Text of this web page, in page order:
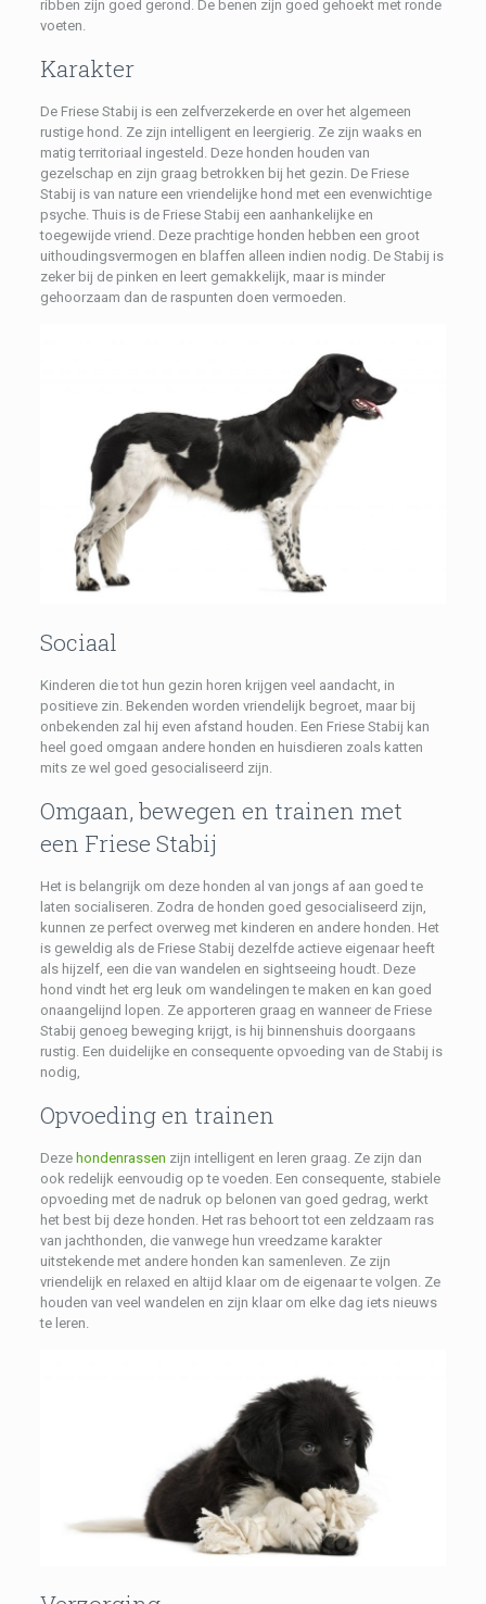
ribben zijn goed gerond. De benen zijn goed gehoekt met ronde
voeten.
Karakter
De Friese Stabij is een zelfverzekerde en over het algemeen
rustige hond. Ze zijn intelligent en leergierig. Ze zijn waaks en
matig territoriaal ingesteld. Deze honden houden van
gezelschap en zijn graag betrokken bij het gezin. De Friese
Stabij is van nature een vriendelijke hond met een evenwichtige
psyche. Thuis is de Friese Stabij een aanhankelijke en
toegewijde vriend. Deze prachtige honden hebben een groot
uithoudingsvermogen en blaffen alleen indien nodig. De Stabij is
zeker bij de pinken en leert gemakkelijk, maar is minder
gehoorzaam dan de raspunten doen vermoeden.
Sociaal
Kinderen die tot hun gezin horen krijgen veel aandacht, in
positieve zin. Bekenden worden vriendelijk begroet, maar bij
onbekenden zal hij even afstand houden. Een Friese Stabij kan
heel goed omgaan andere honden en huisdieren zoals katten
mits ze wel goed gesocialiseerd zijn.
Omgaan, bewegen en trainen met
een Friese Stabij
Het is belangrijk om deze honden al van jongs af aan goed te
laten socialiseren. Zodra de honden goed gesocialiseerd zijn,
kunnen ze perfect overweg met kinderen en andere honden. Het
is geweldig als de Friese Stabij dezelfde actieve eigenaar heeft
als hijzelf, een die van wandelen en sightseeing houdt. Deze
hond vindt het erg leuk om wandelingen te maken en kan goed
onaangelijnd lopen. Ze apporteren graag en wanneer de Friese
Stabij genoeg beweging krijgt, is hij binnenshuis doorgaans
rustig. Een duidelijke en consequente opvoeding van de Stabij is
nodig,
Opvoeding en trainen
Deze hondenrassen zijn intelligent en leren graag. Ze zijn dan
ook redelijk eenvoudig op te voeden. Een consequente, stabiele
opvoeding met de nadruk op belonen van goed gedrag, werkt
het best bij deze honden. Het ras behoort tot een zeldzaam ras
van jachthonden, die vanwege hun vreedzame karakter
uitstekende met andere honden kan samenleven. Ze zijn
vriendelijk en relaxed en altijd klaar om de eigenaar te volgen. Ze
houden van veel wandelen en zijn klaar om elke dag iets nieuws
te leren.